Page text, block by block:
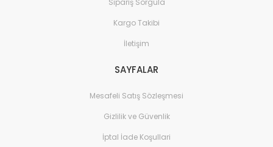
Sipariş Sorgula
Kargo Takibi
İletişim
SAYFALAR
Mesafeli Satış Sözleşmesi
Gizlilik ve Güvenlik
İptal İade Koşullari